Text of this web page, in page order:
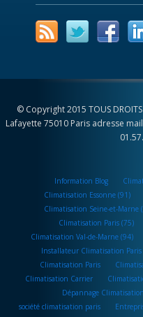
© Copyright 2015 TOUS DROITS
Lafayette 75010 Paris adresse
Information Blog
Climatisation Essonne (91)
Climatisation Seine-et-Marne
Climatisation Paris (75)
Climatisation Val-de-Marne (94)
Installateur Climatisation Paris
Climatisation Paris
Climatisation Carrier
Dépannage Climatisation
société climatisation paris